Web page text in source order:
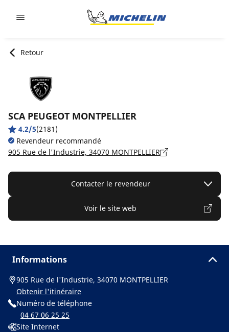
Retour
SCA PEUGEOT MONTPELLIER
4.2/5(2181)
Revendeur recommandé
905 Rue de l'Industrie, 34070 MONTPELLIER
Contacter le revendeur
Voir le site web
Informations
905 Rue de l'Industrie, 34070 MONTPELLIER
Obtenir l'itinéraire
Numéro de téléphone
04 67 06 25 25
Site Internet